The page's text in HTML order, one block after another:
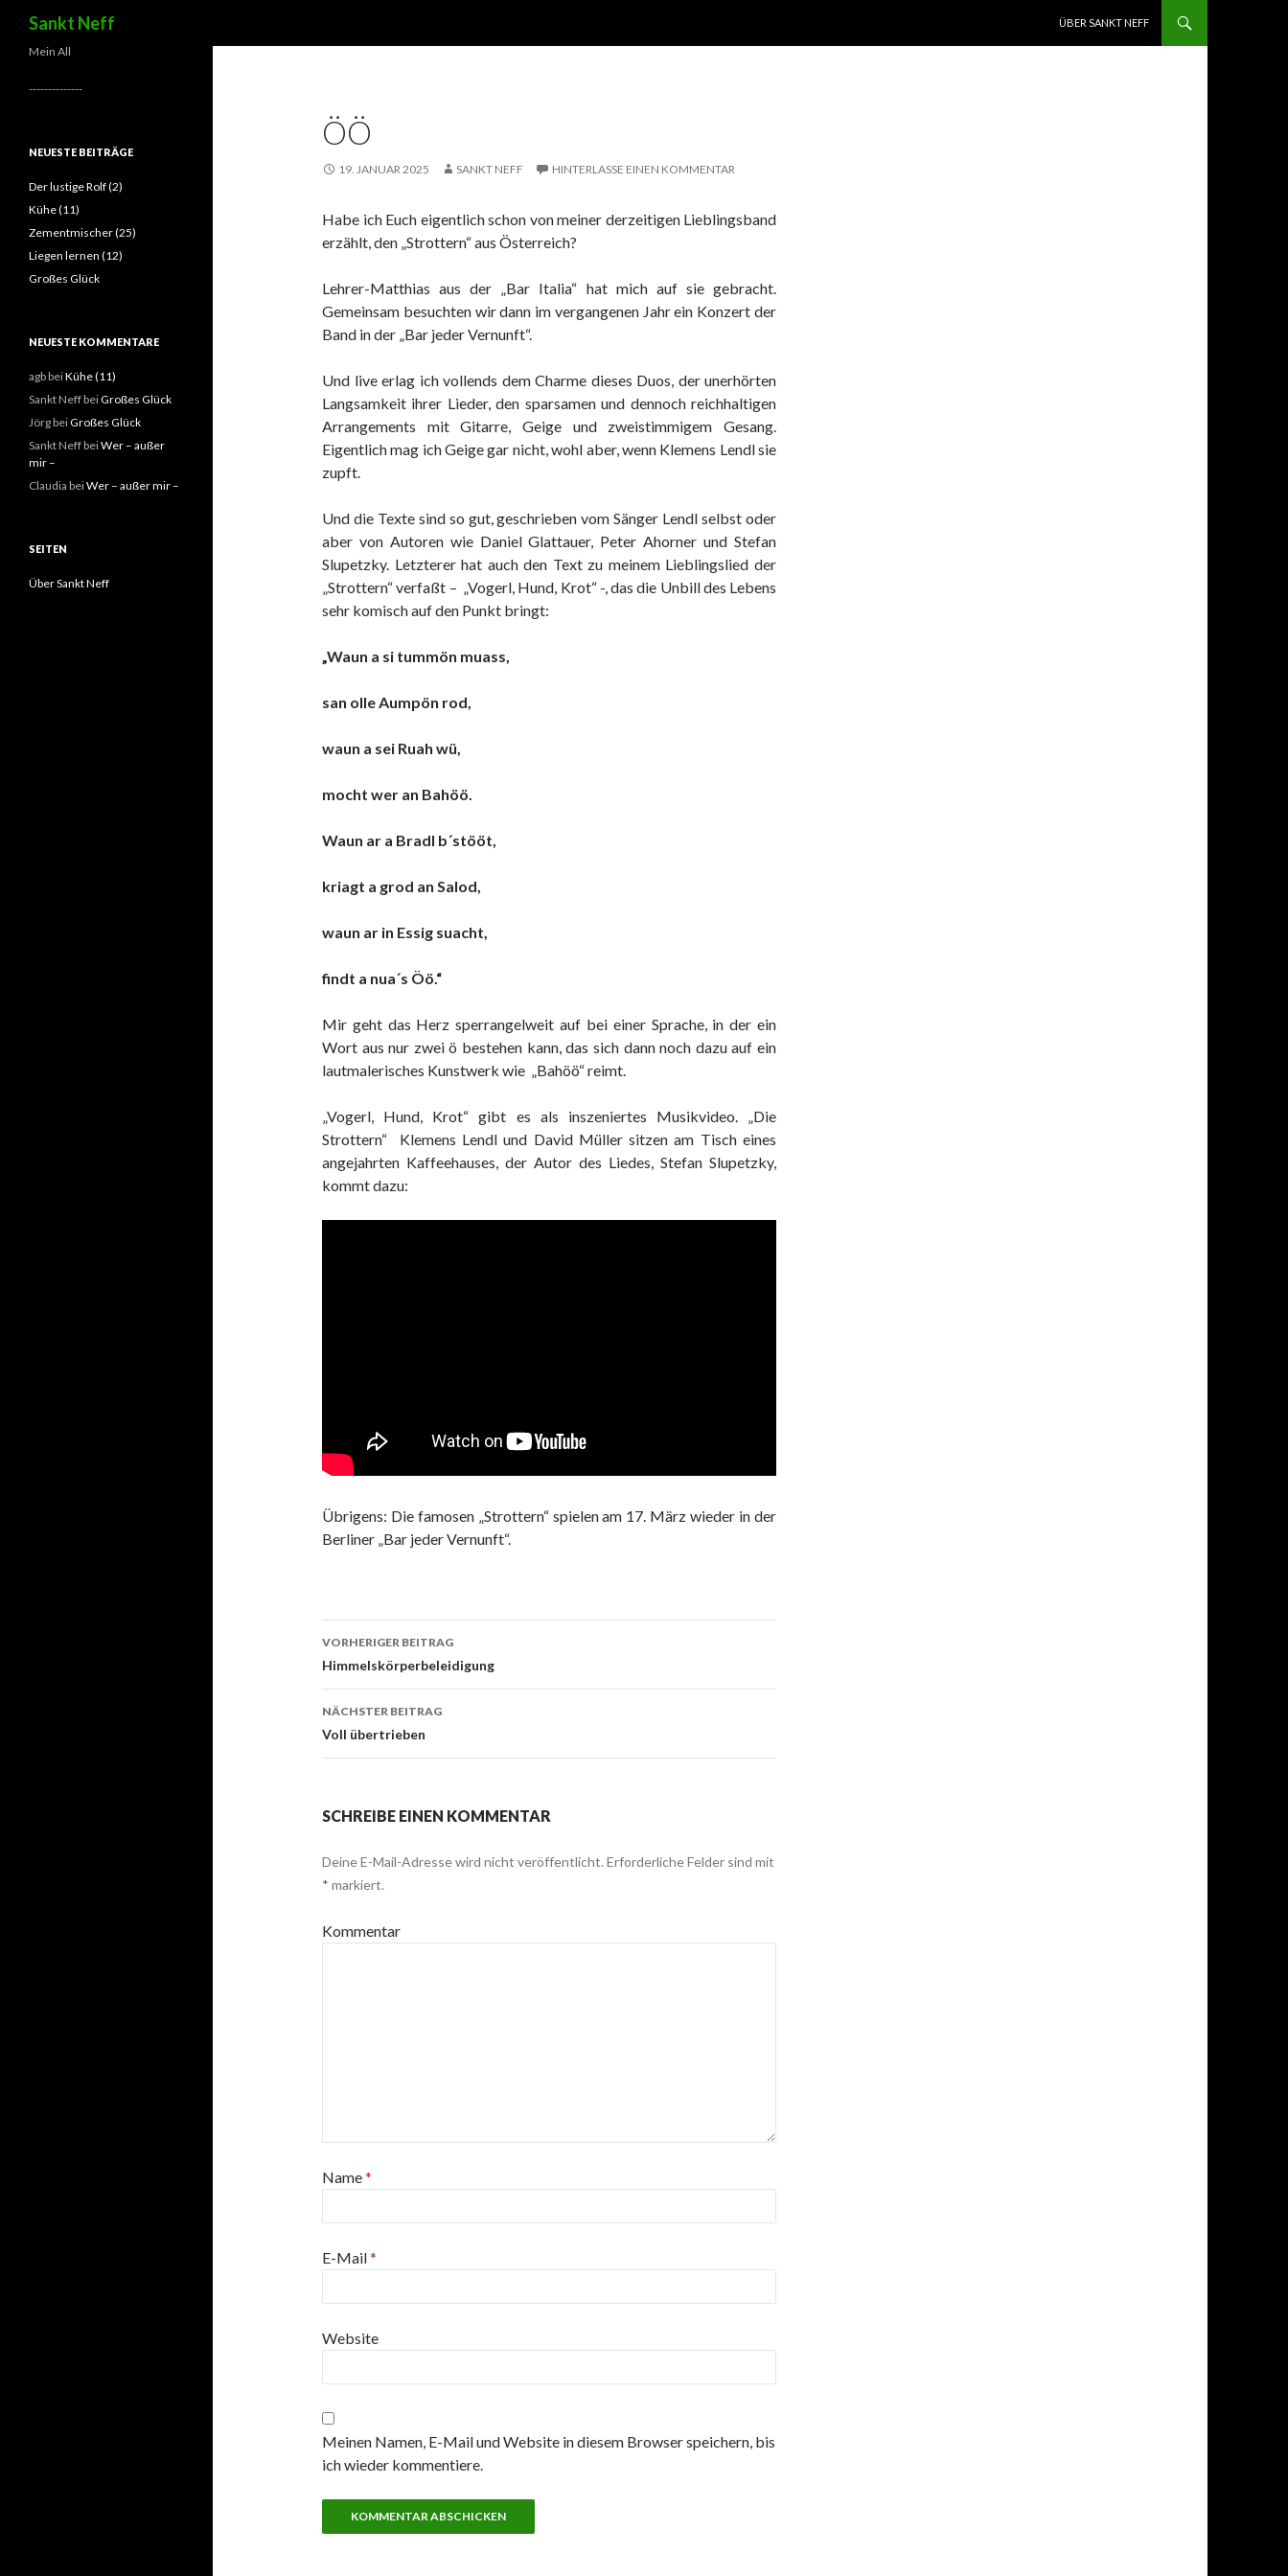
Sankt Neff
ÜBER SANKT NEFF
ÖÖ
19. JANUAR 2025 SANKT NEFF HINTERLASSE EINEN KOMMENTAR
Habe ich Euch eigentlich schon von meiner derzeitigen Lieblingsband
erzählt, den „Strottern“ aus Österreich?
Lehrer-Matthias aus der „Bar Italia“ hat mich auf sie gebracht.
Gemeinsam besuchten wir dann im vergangenen Jahr ein Konzert der
Band in der „Bar jeder Vernunft“.
Und live erlag ich vollends dem Charme dieses Duos, der unerhörten
Langsamkeit ihrer Lieder, den sparsamen und dennoch reichhaltigen
Arrangements mit Gitarre, Geige und zweistimmigem Gesang.
Eigentlich mag ich Geige gar nicht, wohl aber, wenn Klemens Lendl sie
zupft.
Und die Texte sind so gut, geschrieben vom Sänger Lendl selbst oder
aber von Autoren wie Daniel Glattauer, Peter Ahorner und Stefan
Slupetzky. Letzterer hat auch den Text zu meinem Lieblingslied der
„Strottern“ verfaßt – „Vogerl, Hund, Krot“ -, das die Unbill des Lebens
sehr komisch auf den Punkt bringt:
„Waun a si tummön muass,
san olle Aumpön rod,
waun a sei Ruah wü,
mocht wer an Bahöö.
Waun ar a Bradl b´stööt,
kriagt a grod an Salod,
waun ar in Essig suacht,
findt a nua´s Öö.“
Mir geht das Herz sperrangelweit auf bei einer Sprache, in der ein
Wort aus nur zwei ö bestehen kann, das sich dann noch dazu auf ein
lautmalerisches Kunstwerk wie „Bahöö“ reimt.
„Vogerl, Hund, Krot“ gibt es als inszeniertes Musikvideo. „Die
Strottern“ Klemens Lendl und David Müller sitzen am Tisch eines
angejahrten Kaffeehauses, der Autor des Liedes, Stefan Slupetzky,
kommt dazu:
Übrigens: Die famosen „Strottern“ spielen am 17. März wieder in der
Berliner „Bar jeder Vernunft“.
Beitragsnavigation
VORHERIGER BEITRAG
Himmelskörperbeleidigung
NÄCHSTER BEITRAG
Voll übertrieben
SCHREIBE EINEN KOMMENTAR
Deine E-Mail-Adresse wird nicht veröffentlicht. Erforderliche Felder sind mit
* markiert.
Kommentar
Name*
E-Mail*
Website
Meinen Namen, E-Mail und Website in diesem Browser speichern, bis
ich wieder kommentiere.
Mein All
--------------
NEUESTE BEITRÄGE
Der lustige Rolf (2)
Kühe (11)
Zementmischer (25)
Liegen lernen (12)
Großes Glück
NEUESTE KOMMENTARE
agbbeiKühe (11)
Sankt NeffbeiGroßes Glück
JörgbeiGroßes Glück
Sankt NeffbeiWer – außer
mir –
Claudia beiWer – außer mir –
SEITEN
Über Sankt Neff